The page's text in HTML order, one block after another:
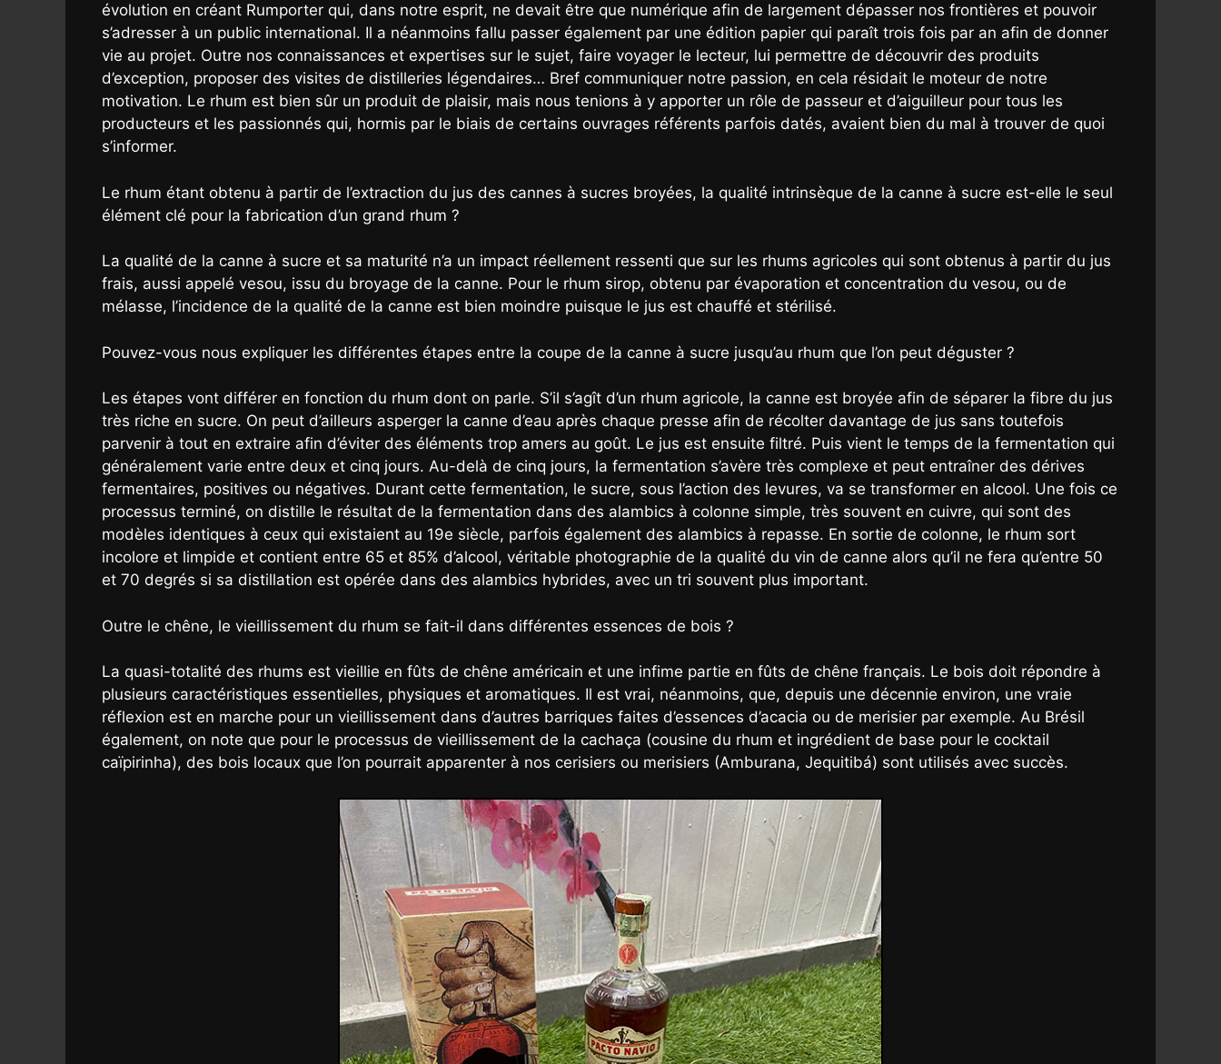
évolution en créant Rumporter qui, dans notre esprit, ne devait être que numérique afin de largement dépasser nos frontières et pouvoir
s’adresser à un public international. Il a néanmoins fallu passer également par une édition papier qui paraît trois fois par an afin de donner
vie au projet. Outre nos connaissances et expertises sur le sujet, faire voyager le lecteur, lui permettre de découvrir des produits
d’exception, proposer des visites de distilleries légendaires… Bref communiquer notre passion, en cela résidait le moteur de notre
motivation. Le rhum est bien sûr un produit de plaisir, mais nous tenions à y apporter un rôle de passeur et d’aiguilleur pour tous les
producteurs et les passionnés qui, hormis par le biais de certains ouvrages référents parfois datés, avaient bien du mal à trouver de quoi
s’informer.
Le rhum étant obtenu à partir de l’extraction du jus des cannes à sucres broyées, la qualité intrinsèque de la canne à sucre est-elle le seul
élément clé pour la fabrication d’un grand rhum ?
La qualité de la canne à sucre et sa maturité n’a un impact réellement ressenti que sur les rhums agricoles qui sont obtenus à partir du jus
frais, aussi appelé vesou, issu du broyage de la canne. Pour le rhum sirop, obtenu par évaporation et concentration du vesou, ou de
mélasse, l’incidence de la qualité de la canne est bien moindre puisque le jus est chauffé et stérilisé.
Pouvez-vous nous expliquer les différentes étapes entre la coupe de la canne à sucre jusqu’au rhum que l’on peut déguster ?
Les étapes vont différer en fonction du rhum dont on parle. S’il s’agît d’un rhum agricole, la canne est broyée afin de séparer la fibre du jus
très riche en sucre. On peut d’ailleurs asperger la canne d’eau après chaque presse afin de récolter davantage de jus sans toutefois
parvenir à tout en extraire afin d’éviter des éléments trop amers au goût. Le jus est ensuite filtré. Puis vient le temps de la fermentation qui
généralement varie entre deux et cinq jours. Au-delà de cinq jours, la fermentation s’avère très complexe et peut entraîner des dérives
fermentaires, positives ou négatives. Durant cette fermentation, le sucre, sous l’action des levures, va se transformer en alcool. Une fois ce
processus terminé, on distille le résultat de la fermentation dans des alambics à colonne simple, très souvent en cuivre, qui sont des
modèles identiques à ceux qui existaient au 19e siècle, parfois également des alambics à repasse. En sortie de colonne, le rhum sort
incolore et limpide et contient entre 65 et 85% d’alcool, véritable photographie de la qualité du vin de canne alors qu’il ne fera qu’entre 50
et 70 degrés si sa distillation est opérée dans des alambics hybrides, avec un tri souvent plus important.
Outre le chêne, le vieillissement du rhum se fait-il dans différentes essences de bois ?
La quasi-totalité des rhums est vieillie en fûts de chêne américain et une infime partie en fûts de chêne français. Le bois doit répondre à
plusieurs caractéristiques essentielles, physiques et aromatiques. Il est vrai, néanmoins, que, depuis une décennie environ, une vraie
réflexion est en marche pour un vieillissement dans d’autres barriques faites d’essences d’acacia ou de merisier par exemple. Au Brésil
également, on note que pour le processus de vieillissement de la cachaça (cousine du rhum et ingrédient de base pour le cocktail
caïpirinha), des bois locaux que l’on pourrait apparenter à nos cerisiers ou merisiers (Amburana, Jequitibá) sont utilisés avec succès.